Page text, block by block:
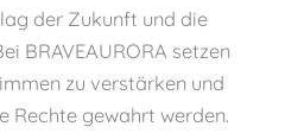
der Zukunft und die
BRAVEAURORA setzen
zu verstärken und
Rechte gewahrt werden.